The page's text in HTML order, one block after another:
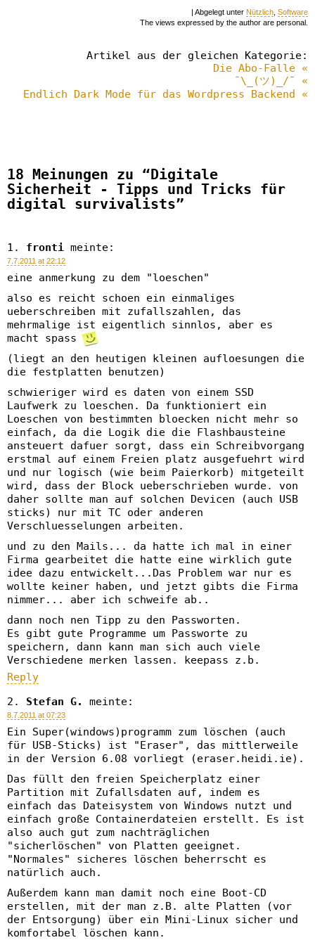
| Abgelegt unter Nützlich Software
The views expressed by the author are personal.
Artikel aus der gleichen Kategorie:
Die Abo-Falle «
¯\_(ツ)_/¯ «
Endlich Dark Mode für das Wordpress Backend «
18 Meinungen zu “Digitale
Sicherheit - Tipps und Tricks für
digital survivalists”
fronti meinte:
7.7.2011 at 22:12
eine anmerkung zu dem "loeschen"
also es reicht schoen ein einmaliges
ueberschreiben mit zufallszahlen, das
mehrmalige ist eigentlich sinnlos, aber es
macht spass
(liegt an den heutigen kleinen aufloesungen die
die festplatten benutzen)
schwieriger wird es daten von einem SSD
Laufwerk zu loeschen. Da funktioniert ein
Loeschen von bestimmten bloecken nicht mehr so
einfach, da die Logik die die Flashbausteine
ansteuert dafuer sorgt, dass ein Schreibvorgang
erstmal auf einem Freien platz ausgefuehrt wird
und nur logisch (wie beim Paierkorb) mitgeteilt
wird, dass der Block ueberschrieben wurde. von
daher sollte man auf solchen Devicen (auch USB
sticks) nur mit TC oder anderen
Verschluesselungen arbeiten.
und zu den Mails... da hatte ich mal in einer
Firma gearbeitet die hatte eine wirklich gute
idee dazu entwickelt...Das Problem war nur es
wollte keiner haben, und jetzt gibts die Firma
nimmer... aber ich schweife ab..
dann noch nen Tipp zu den Passworten.
Es gibt gute Programme um Passworte zu
speichern, dann kann man sich auch viele
Verschiedene merken lassen. keepass z.b.
Reply
Stefan G.
meinte:
8.7.2011 at 07:23
Ein Super(windows)programm zum löschen (auch
für USB-Sticks) ist "Eraser", das mittlerweile
in der Version 6.08 vorliegt (eraser.heidi.ie).
Das füllt den freien Speicherplatz einer
Partition mit Zufallsdaten auf, indem es
einfach das Dateisystem von Windows nutzt und
einfach große Containerdateien erstellt. Es ist
also auch gut zum nachträglichen
"sicherlöschen" von Platten geeignet.
"Normales" sicheres löschen beherrscht es
natürlich auch.
Außerdem kann man damit noch eine Boot-CD
erstellen, mit der man z.B. alte Platten (vor
der Entsorgung) über ein Mini-Linux sicher und
komfortabel löschen kann.